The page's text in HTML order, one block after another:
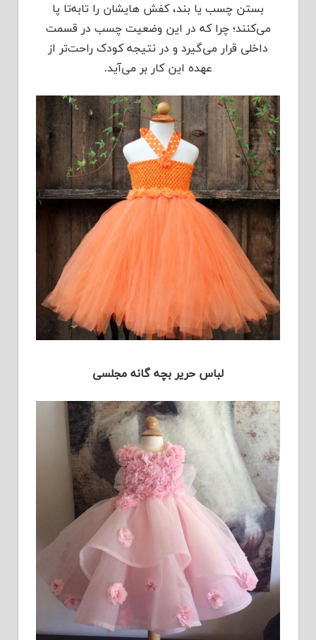
بستن چسب یا بند، کفش هایشان را تابه‌تا پا
می‌کنند؛ چرا که در این وضعیت چسب در قسمت
داخلی قرار می‌گیرد و در نتیجه کودک راحت‌تر از
عهده‌ این کار بر می‌آید.
لباس حریر بچه گانه مجلسی